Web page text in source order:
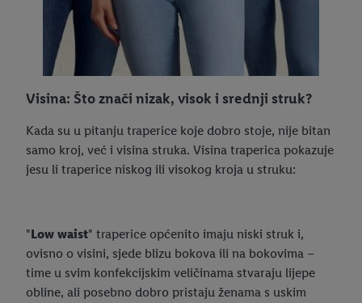
Visina: Što znači nizak, visok i srednji struk?
Kada su u pitanju traperice koje dobro stoje, nije bitan
samo kroj, već i visina struka. Visina traperica pokazuje
jesu li traperice niskog ili visokog kroja u struku:
"Low waist" traperice općenito imaju niski struk i,
ovisno o visini, sjede blizu bokova ili na bokovima –
time u svim konfekcijskim veličinama stvaraju lijepe
obline, ali posebno dobro pristaju ženama s uskim